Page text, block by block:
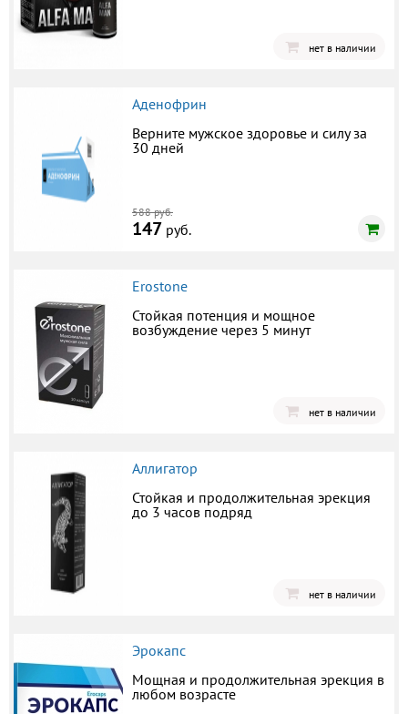
нет в наличии
Аденофрин
Верните мужское здоровье и силу за
30 дней
588 руб.
147 руб.
Erostone
Стойкая потенция и мощное
возбуждение через 5 минут
нет в наличии
Аллигатор
Стойкая и продолжительная эрекция
до 3 часов подряд
нет в наличии
Эрокапс
Мощная и продолжительная эрекция в
любом возрасте